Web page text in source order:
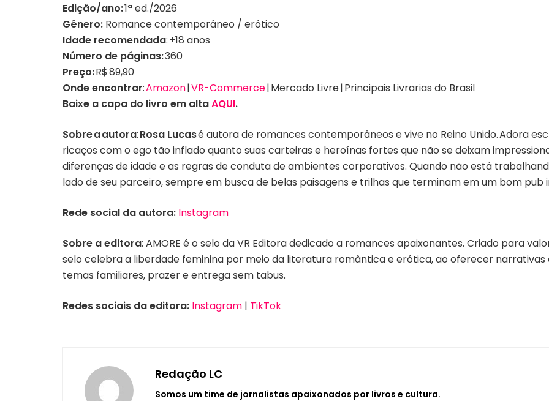
Edição/ano:1ª ed./2026
Gênero: Romance contemporâneo / erótico
Idade recomendada: +18 anos
Número de páginas:360
Preço:R$ 89,90
Onde encontrar:Amazon|VR-Commerce| Mercado Livre | Principais Livrarias do Brasil
Baixe a capa do livro em altaAQUI.
Sobre a autora:Rosa Lucasé autora de romances contemporâneos e vive no Reino Unido. Adora
ricaços com o ego tão inflado quanto suas carteiras e heroínas fortes que não se deixam
diferenças de idade e as regras de conduta de ambientes corporativos. Quando não está
lado de seu parceiro, sempre em busca de belas paisagens e trilhas que terminam em um bom pub
Rede social da autora: Instagram
Sobre a editora: AMORE é o selo da VR Editora dedicado a romances apaixonantes. Criado para
selo celebra a liberdade feminina por meio da literatura romântica e erótica, ao oferecer
temas familiares, prazer e entrega sem tabus.
Redes sociais da editora: Instagram | TikTok
Redação LC
Somos um time de jornalistas apaixonados por livros e cultura.